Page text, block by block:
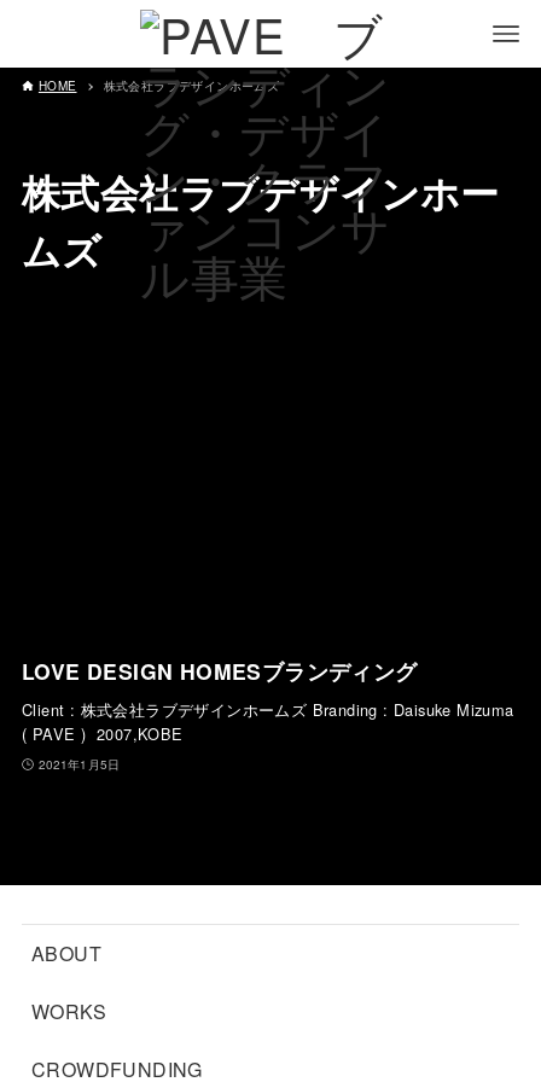
HOME 株式会社ラブデザインホームズ
株式会社ラブデザインホー
ムズ
LOVE DESIGN HOMESブランディング
Client : 株式会社ラブデザインホームズ Branding : Daisuke Mizuma
( PAVE ) 2007,KOBE
2021年1月5日
ABOUT
WORKS
CROWDFUNDING